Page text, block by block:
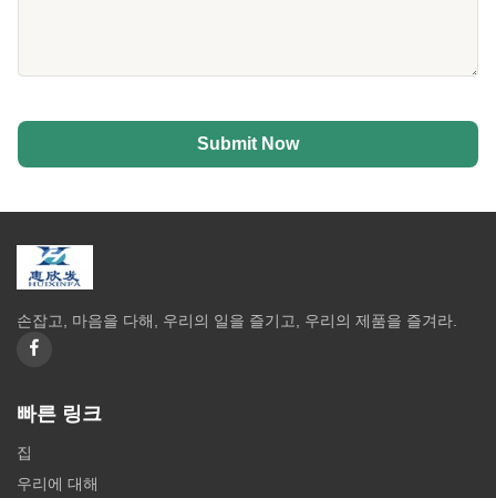
Submit Now
손잡고, 마음을 다해, 우리의 일을 즐기고, 우리의 제품을 즐겨라.
빠른 링크
집
우리에 대해